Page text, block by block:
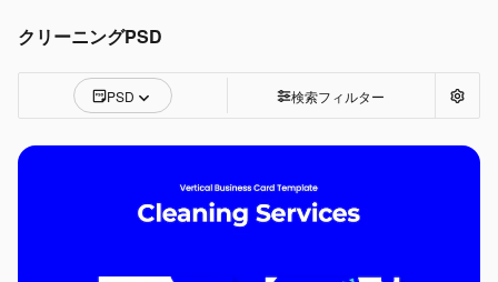
クリーニングPSD
PSD 検索フィルター